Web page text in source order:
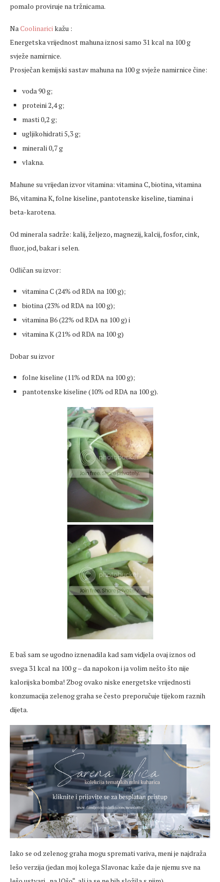
pomalo proviruje na tržnicama.
NaCoolinaricikažu :
Energetska vrijednost mahuna iznosi samo 31 kcal na 100 g
svježe namirnice.
Prosječan kemijski sastav mahuna na 100 g svježe namirnice čine:
voda 90 g;
proteini 2,4 g;
masti 0,2 g;
ugljikohidrati 5,3 g;
minerali 0,7 g
vlakna.
Mahune su vrijedan izvor vitamina: vitamina C, biotina, vitamina
B6, vitamina K, folne kiseline, pantotenske kiseline, tiamina i
beta-karotena.
Od minerala sadrže: kalij, željezo, magnezij, kalcij, fosfor, cink,
fluor, jod, bakar i selen.
Odličan su izvor:
vitamina C (24% od RDA na 100 g);
biotina (23% od RDA na 100 g);
vitamina B6 (22% od RDA na 100 g) i
vitamina K (21% od RDA na 100 g)
Dobar su izvor
folne kiseline (11% od RDA na 100 g);
pantotenske kiseline (10% od RDA na 100 g).
E baš sam se ugodno iznenadila kad sam vidjela ovaj iznos od
svega 31 kcal na 100 g – da napokon i ja volim nešto što nije
kalorijska bomba! Zbog ovako niske energetske vrijednosti
konzumacija zelenog graha se često preporučuje tijekom raznih
dijeta.
Iako se od zelenog graha mogu spremati variva, meni je najdraža
lešo verzija (jedan moj kolega Slavonac kaže da je njemu sve na